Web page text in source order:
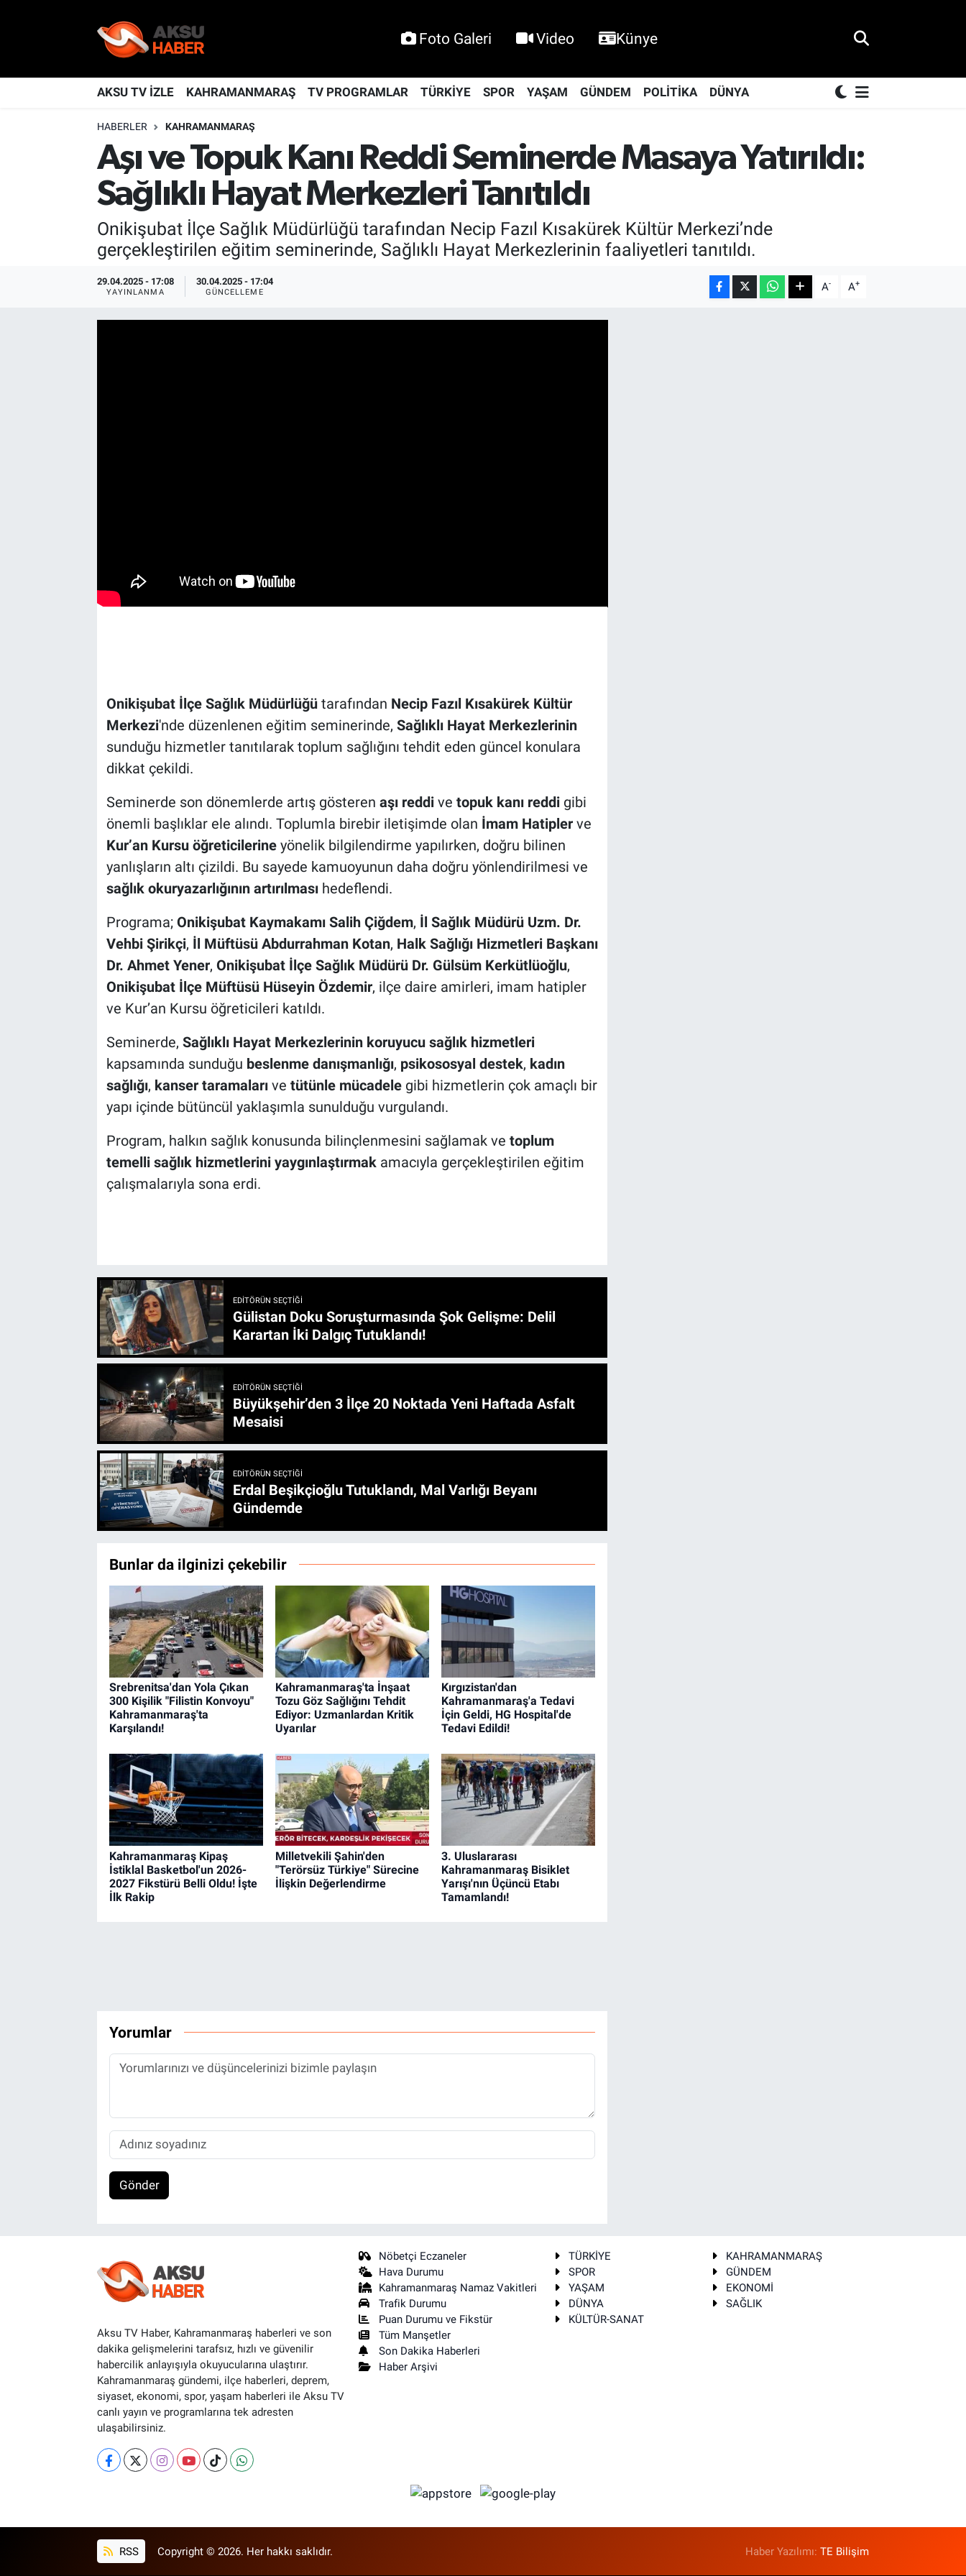
Foto Galeri Video Künye
AKSU TV İZLE KAHRAMANMARAŞ TV PROGRAMLAR TÜRKİYE SPOR YAŞAM GÜNDEM POLİTİKA DÜNYA
HABERLER KAHRAMANMARAŞ
Aşı ve Topuk Kanı Reddi Seminerde Masaya Yatırıldı:
Sağlıklı Hayat Merkezleri Tanıtıldı
Onikişubat İlçe Sağlık Müdürlüğü tarafından Necip Fazıl Kısakürek Kültür Merkezi’nde
gerçekleştirilen eğitim seminerinde, Sağlıklı Hayat Merkezlerinin faaliyetleri tanıtıldı.
29.04.2025 - 17:08
YAYINLANMA
30.04.2025 - 17:04
GÜNCELLEME A- A+
Onikişubat İlçe Sağlık Müdürlüğütarafından Necip Fazıl Kısakürek Kültür
Merkezi'nde düzenlenen eğitim seminerinde, Sağlıklı Hayat Merkezlerinin
sunduğu hizmetler tanıtılarak toplum sağlığını tehdit eden güncel konulara
dikkat çekildi.
Seminerde son dönemlerde artış gösteren aşı reddive topuk kanı reddigibi
önemli başlıklar ele alındı. Toplumla birebir iletişimde olan İmam Hatiplerve
Kur’an Kursu öğreticilerineyönelik bilgilendirme yapılırken, doğru bilinen
yanlışların altı çizildi. Bu sayede kamuoyunun daha doğru yönlendirilmesi ve
sağlık okuryazarlığının artırılmasıhedeflendi.
Programa; Onikişubat Kaymakamı Salih Çiğdem, İl Sağlık Müdürü Uzm. Dr.
Vehbi Şirikçi, İl Müftüsü Abdurrahman Kotan, Halk Sağlığı Hizmetleri Başkanı
Dr. Ahmet Yener, Onikişubat İlçe Sağlık Müdürü Dr. Gülsüm Kerkütlüoğlu,
Onikişubat İlçe Müftüsü Hüseyin Özdemir, ilçe daire amirleri, imam hatipler
ve Kur’an Kursu öğreticileri katıldı.
Seminerde, Sağlıklı Hayat Merkezlerinin koruyucu sağlık hizmetleri
kapsamında sunduğu beslenme danışmanlığı, psikososyal destek, kadın
sağlığı, kanser taramalarıve tütünle mücadelegibi hizmetlerin çok amaçlı bir
yapı içinde bütüncül yaklaşımla sunulduğu vurgulandı.
Program, halkın sağlık konusunda bilinçlenmesini sağlamak ve toplum
temelli sağlık hizmetlerini yaygınlaştırmakamacıyla gerçekleştirilen eğitim
çalışmalarıyla sona erdi.
EDITÖRÜN SEÇTIĞI
Gülistan Doku Soruşturmasında Şok Gelişme: Delil
Karartan İki Dalgıç Tutuklandı!
EDITÖRÜN SEÇTIĞI
Büyükşehir’den 3 İlçe 20 Noktada Yeni Haftada Asfalt
Mesaisi
EDITÖRÜN SEÇTIĞI
Erdal Beşikçioğlu Tutuklandı, Mal Varlığı Beyanı
Gündemde
Bunlar da ilginizi çekebilir
Srebrenitsa'dan Yola Çıkan
300 Kişilik "Filistin Konvoyu"
Kahramanmaraş'ta
Karşılandı!
Kahramanmaraş'ta İnşaat
Tozu Göz Sağlığını Tehdit
Ediyor: Uzmanlardan Kritik
Uyarılar
Kırgızistan'dan
Kahramanmaraş'a Tedavi
İçin Geldi, HG Hospital'de
Tedavi Edildi!
Kahramanmaraş Kipaş
İstiklal Basketbol'un 2026-
2027 Fikstürü Belli Oldu! İşte
İlk Rakip
Milletvekili Şahin'den
"Terörsüz Türkiye" Sürecine
İlişkin Değerlendirme
3. Uluslararası
Kahramanmaraş Bisiklet
Yarışı'nın Üçüncü Etabı
Tamamlandı!
Yorumlar
Gönder
Aksu TV Haber, Kahramanmaraş haberleri ve son
dakika gelişmelerini tarafsız, hızlı ve güvenilir
habercilik anlayışıyla okuyucularına ulaştırır.
Kahramanmaraş gündemi, ilçe haberleri, deprem,
siyaset, ekonomi, spor, yaşam haberleri ile Aksu TV
canlı yayın ve programlarına tek adresten
ulaşabilirsiniz.
Nöbetçi Eczaneler
Hava Durumu
Kahramanmaraş Namaz Vakitleri
Trafik Durumu
Puan Durumu ve Fikstür
Tüm Manşetler
Son Dakika Haberleri
Haber Arşivi
TÜRKİYE
KAHRAMANMARAŞ
SPOR
GÜNDEM
YAŞAM
EKONOMİ
DÜNYA
SAĞLIK
KÜLTÜR-SANAT
RSS Copyright © 2026. Her hakkı saklıdır. Haber Yazılımı:TE Bilişim
KAHRAMANMARAŞ
Nöbetçi Eczaneler
Hava Durumu
Kahramanmaraş Namaz Vakitleri
Trafik Durumu
TFF 2.Lig Kırmızı Grup Puan Durumu ve Fikstür
Tüm Manşetler
Son Dakika Haberleri